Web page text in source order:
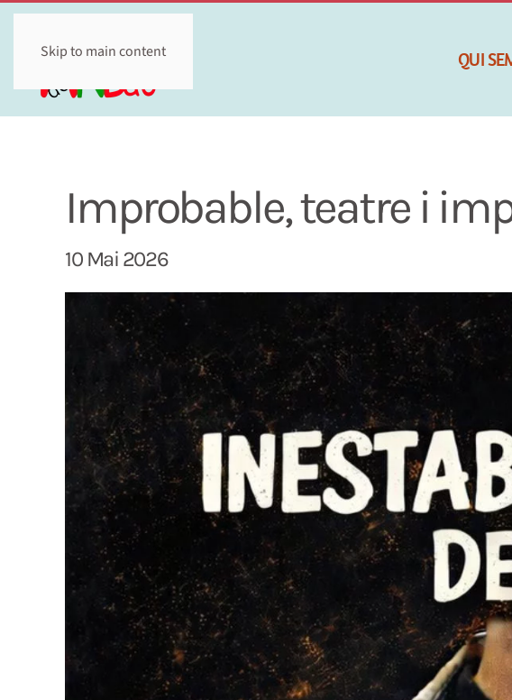
Skip to main content QUI
Improbable, teatre i
10 Mai 2026